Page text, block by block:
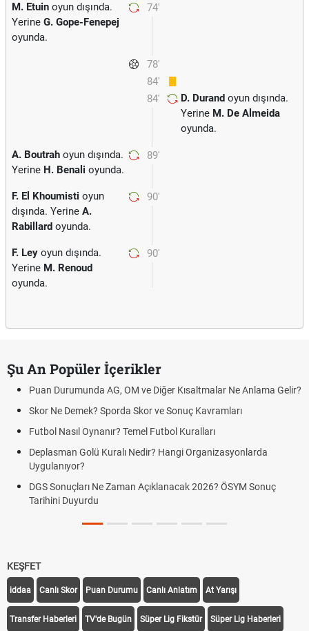
74'
M. Etuin oyun dışında.
Yerine G. Gope-Fenepej
oyunda.
78'
84'
84'
D. Durand oyun dışında.
Yerine M. De Almeida
oyunda.
89'
A. Boutrah oyun dışında.
Yerine H. Benali oyunda.
90'
F. El Khoumisti oyun
dışında. Yerine A.
Rabillard oyunda.
90'
F. Ley oyun dışında.
Yerine M. Renoud
oyunda.
Şu An Popüler İçerikler
Puan Durumunda AG, OM ve Diğer Kısaltmalar Ne Anlama Gelir?
Skor Ne Demek? Sporda Skor ve Sonuç Kavramları
Futbol Nasıl Oynanır? Temel Futbol Kuralları
Deplasman Golü Kuralı Nedir? Hangi Organizasyonlarda
Uygulanıyor?
DGS Sonuçları Ne Zaman Açıklanacak 2026? ÖSYM Sonuç
Tarihini Duyurdu
KEŞFET
iddaa Canlı Skor Puan Durumu Canlı Anlatım At Yarışı
Transfer Haberleri TV'de Bugün Süper Lig Fikstür Süper Lig Haberleri